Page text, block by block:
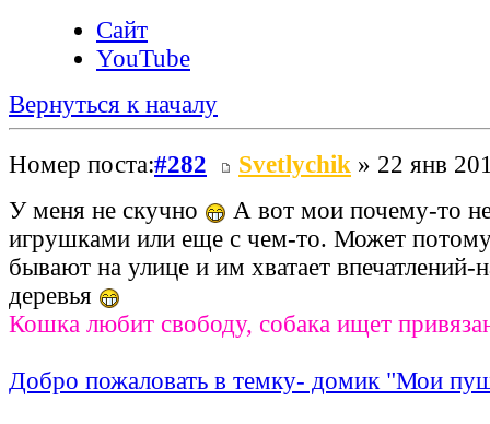
Сайт
YouTube
Вернуться к началу
Номер поста:#282 Svetlychik » 22 янв
У меня не скучно
А вот мои почему-то
игрушками или еще с чем-то. Может
бывают на улице и им хватает впечатлений-
деревья
Кошка любит свободу, собака ищет
Добро пожаловать в темку- домик "Мои